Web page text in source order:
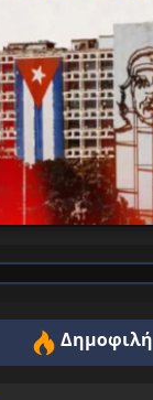
Δημοφιλή